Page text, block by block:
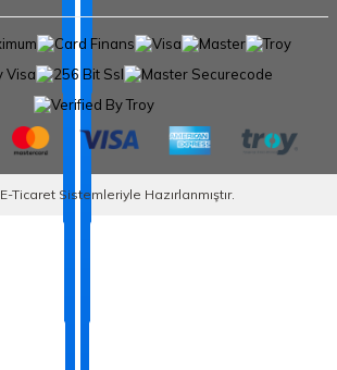
E-TicaretSistemleriyle Hazırlanmıştır.